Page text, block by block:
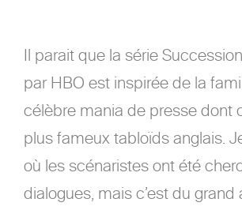
Il parait que la série
par HBO est inspirée de la
célèbre mania de presse dont
plus fameux tabloïds anglais.
où les scénaristes ont été
dialogues, mais c’est du grand